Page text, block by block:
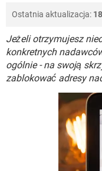
INSTAGRAM
WINDOWS 10
INSTAGRAM
WINDOWS 10
COVID-19
GRY
SPOTIFY
INSTAGRAM
COVID-19
GRY
Ostatnia aktualizacja:
Jeżeli otrzymujesz
konkretnych
ogólnie - na swoją
zablokować adresy